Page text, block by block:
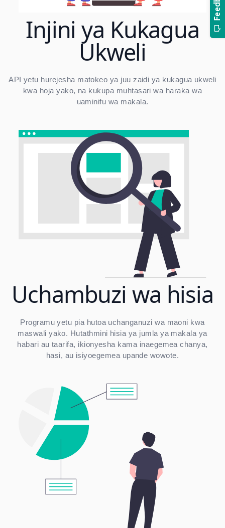
Injini ya Kukagua
Ukweli
API yetu hurejesha matokeo ya juu zaidi ya kukagua ukweli
kwa hoja yako, na kukupa muhtasari wa haraka wa
uaminifu wa makala.
Uchambuzi wa hisia
Programu yetu pia hutoa uchanganuzi wa maoni kwa
maswali yako. Hutathmini hisia ya jumla ya makala ya
habari au taarifa, ikionyesha kama inaegemea chanya,
hasi, au isiyoegemea upande wowote.